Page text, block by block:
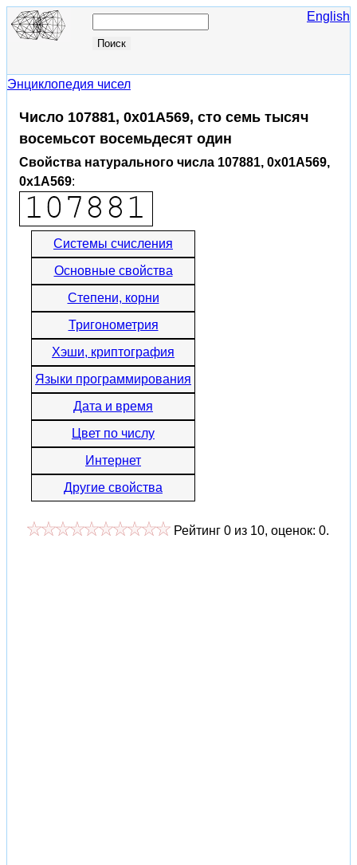
English
Энциклопедия чисел
Число 107881, 0x01A569, сто семь тысяч
восемьсот восемьдесят один
Свойства натурального числа 107881, 0x01A569,
0x1A569:
Системы счисления
Основные свойства
Степени, корни
Тригонометрия
Хэши, криптография
Языки программирования
Дата и время
Цвет по числу
Интернет
Другие свойства
Рейтинг 0 из 10, оценок: 0.